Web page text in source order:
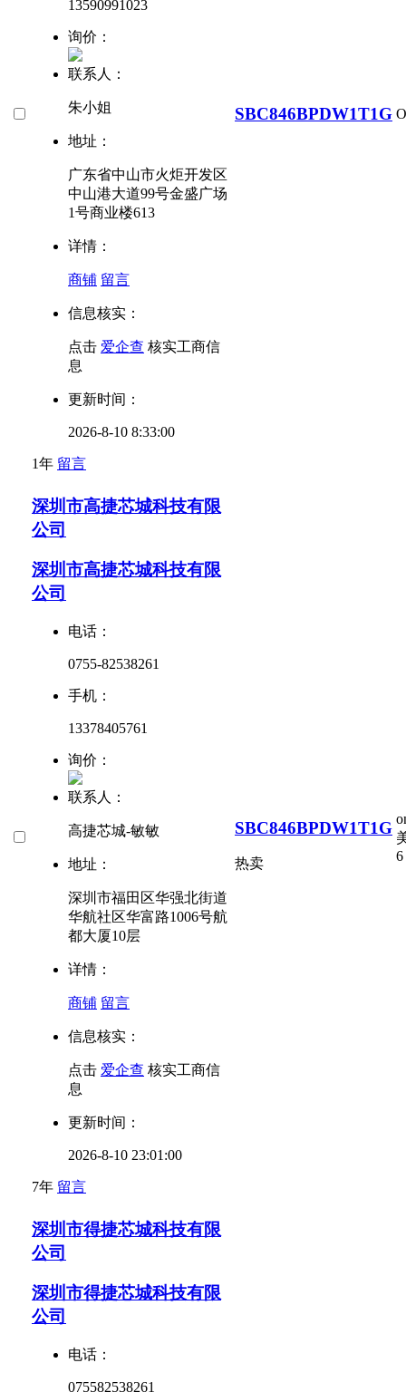
13590991023
询价：
联系人：
朱小姐
地址：
广东省中山市火炬开发区
中山港大道99号金盛广场
1号商业楼613
详情：
商铺 留言
信息核实：
点击 爱企查 核实工商信
息
更新时间：
2026-8-10 8:33:00
1年 留言
SBC846BPDW1T1G
深圳市高捷芯城科技有限
公司
深圳市高捷芯城科技有限
公司
电话：
0755-82538261
手机：
13378405761
询价：
联系人：
高捷芯城-敏敏
地址：
深圳市福田区华强北街道
华航社区华富路1006号航
都大厦10层
详情：
商铺 留言
信息核实：
点击 爱企查 核实工商信
息
更新时间：
2026-8-10 23:01:00
7年 留言
SBC846BPDW1T1G
热卖
6
深圳市得捷芯城科技有限
公司
深圳市得捷芯城科技有限
公司
电话：
075582538261